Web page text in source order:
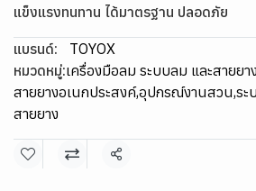
แข็งแรงทนทาน ได้มาตรฐาน ปลอดภัย
แบรนด์:
TOYOX
หมวดหมู่:เครื่องมือลม ระบบลม และสายยาง
สายยางอเนกประสงค์,อุปกรณ์งานสวน,ระ
สายยาง
แชร์